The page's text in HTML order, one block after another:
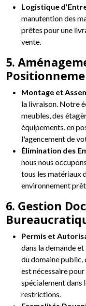
Logistique
manutention des
prêtes pour une
vente.
5.
Montage et
la livraison. Notre
meubles, des
équipements, en
l'agencement de
Élimination des
nous nous
tous les matériaux
environnement
6. Gestion
Permis et
dans la demande
du domaine
est nécessaire
spécialement dans
restrictions.